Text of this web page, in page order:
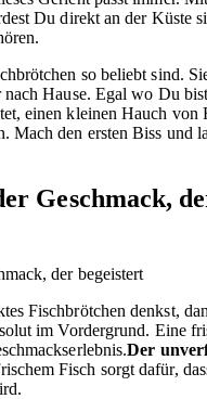
Du direkt an der Küste
so beliebt sind.
Hause. Egal wo Du
einen kleinen Hauch von
Mach den ersten Biss und
Geschmack,
der begeistert
Fischbrötchen denkst,
im Vordergrund. Eine
Der
Fisch sorgt dafür,